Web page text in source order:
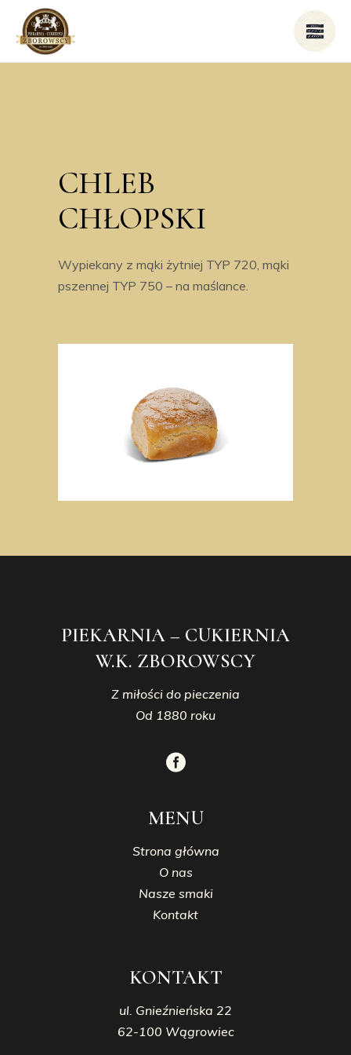
CHLEB
CHŁOPSKI
Wypiekany z mąki żytniej TYP 720, mąki
pszennej TYP 750 – na maślance.
PIEKARNIA – CUKIERNIA
W.K. ZBOROWSCY
Z miłości do pieczenia
Od 1880 roku
MENU
Strona główna
O nas
Nasze smaki
Kontakt
KONTAKT
ul. Gnieźnieńska 22
62-100 Wągrowiec